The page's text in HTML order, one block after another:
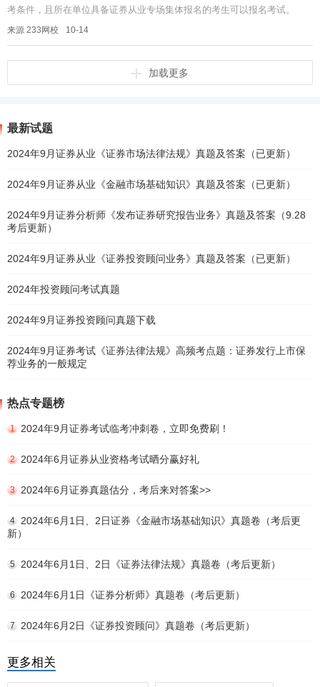
考条件，且所在单位具备证券从业专场集体报名的考生可以报名考试。
【超全资料包】【证券真题免费下载】【题库会员免费领】【组队打卡】
来源 233网校 10-14
加载更多
最新试题
2024年9月证券从业《证券市场法律法规》真题及答案（已更新）
2024年9月证券从业《金融市场基础知识》真题及答案（已更新）
2024年9月证券分析师《发布证券研究报告业务》真题及答案（9.28
考后更新）
2024年9月证券从业《证券投资顾问业务》真题及答案（已更新）
2024年投资顾问考试真题
2024年9月证券投资顾问真题下载
2024年9月证券考试《证券法律法规》高频考点题：证券发行上市保
荐业务的一般规定
热点专题榜
1 2024年9月证券考试临考冲刺卷，立即免费刷！
2 2024年6月证券从业资格考试晒分赢好礼
3 2024年6月证券真题估分，考后来对答案>>
4
2024年6月1日、2日证券《金融市场基础知识》真题卷（考后更
新）
5 2024年6月1日、2日《证券法律法规》真题卷（考后更新）
6 2024年6月1日《证券分析师》真题卷（考后更新）
7 2024年6月2日《证券投资顾问》真题卷（考后更新）
更多相关